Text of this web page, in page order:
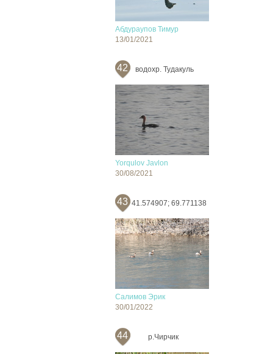
Абдураупов Тимур
13/01/2021
42 водохр. Тудакуль
Yorqulov Javlon
30/08/2021
43 41.574907; 69.771138
Салимов Эрик
30/01/2022
44 р.Чирчик